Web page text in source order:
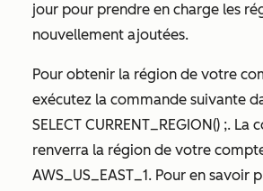
jour pour prendre en charge les
nouvellement ajoutées.
Pour obtenir la région de votre
exécutez la commande suivante
SELECT CURRENT_REGION() ;. La
renverra la région de votre
AWS_US_EAST_1. Pour en savoir